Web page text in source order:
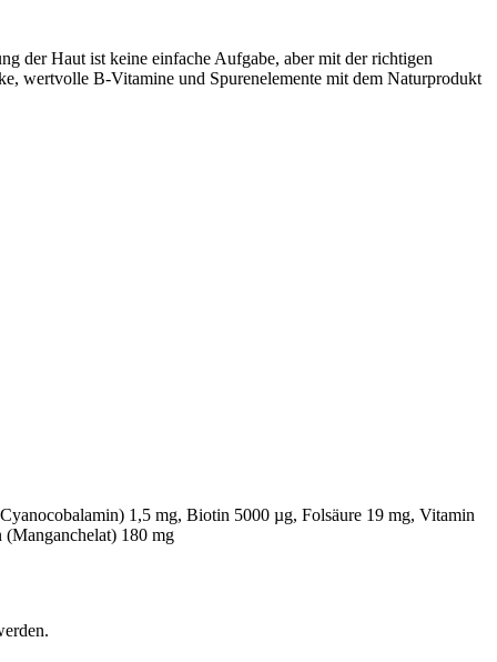
der Haut ist keine einfache Aufgabe, aber mit der richtigen
wertvolle B-Vitamine und Spurenelemente mit dem Naturprodukt
1,5 mg, Biotin 5000 µg, Folsäure 19 mg, Vitamin
180 mg